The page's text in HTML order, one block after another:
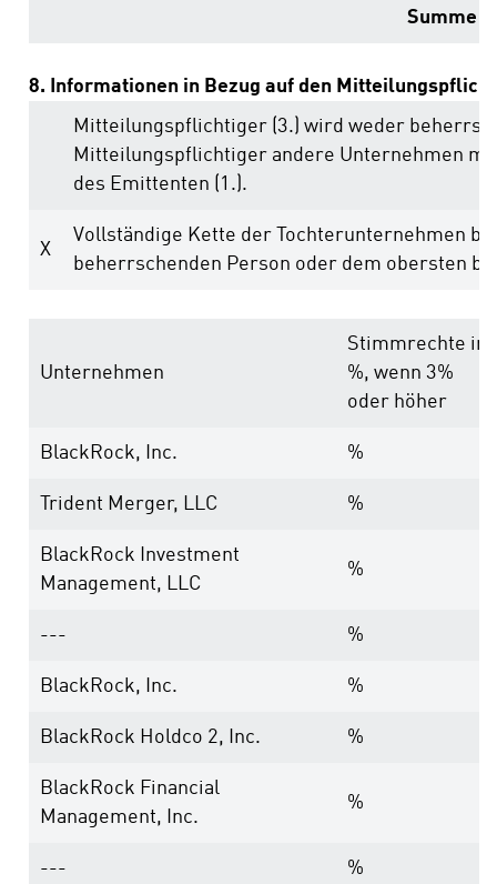
Summe
8. Informationen in Bezug auf den
Mitteilungspflichtiger (3.) wird weder
Mitteilungspflichtiger andere Unternehmen
des Emittenten (1.).
X
Vollständige Kette der Tochterunternehmen
beherrschenden Person oder dem obersten
Unternehmen
Stimmrechte in
%, wenn 3%
oder höher
BlackRock, Inc. %
Trident Merger, LLC %
BlackRock Investment
Management, LLC
%
--- %
BlackRock, Inc. %
BlackRock Holdco 2, Inc. %
BlackRock Financial
Management, Inc.
%
--- %